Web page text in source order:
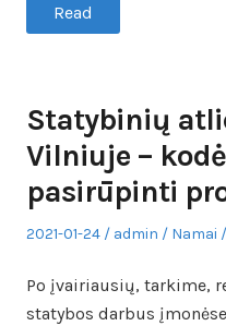
Read
Statybinių
Vilniuje –
pasirūpinti
Posted
2021-01-24 Author
admin
Posted
Namai
Po įvairiausių, tarkime,
statybos darbus